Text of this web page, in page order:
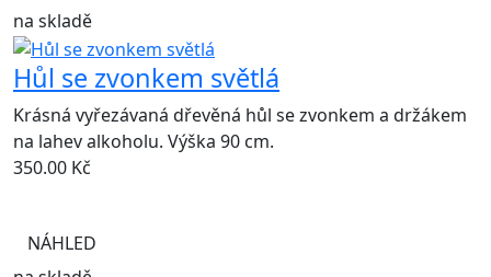
na skladě
Hůl se zvonkem světlá
Krásná vyřezávaná dřevěná hůl se zvonkem a držákem
na lahev alkoholu. Výška 90 cm.
350.00 Kč
NÁHLED